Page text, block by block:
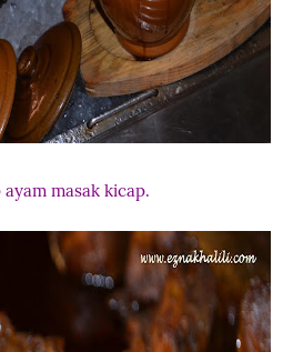
ayam masak kicap.